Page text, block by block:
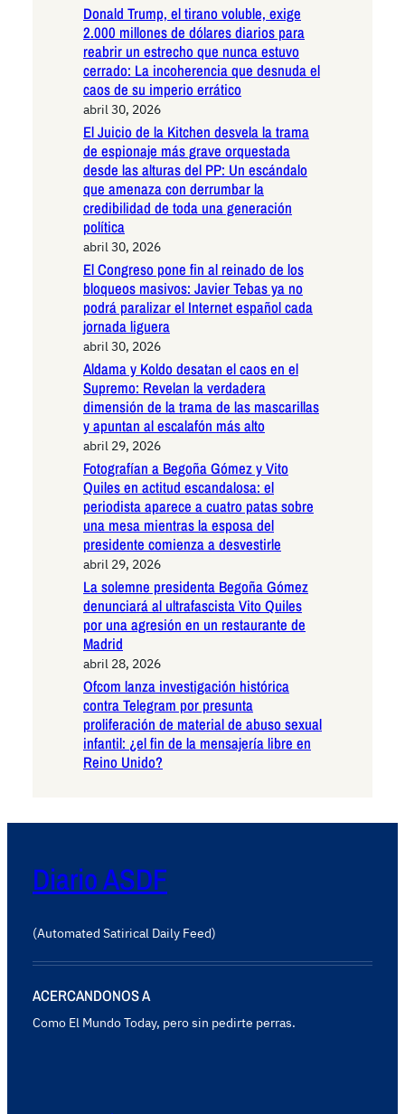
Donald Trump, el tirano voluble, exige
2.000 millones de dólares diarios para
reabrir un estrecho que nunca estuvo
cerrado: La incoherencia que desnuda el
caos de su imperio errático
abril 30, 2026
El Juicio de la Kitchen desvela la trama
de espionaje más grave orquestada
desde las alturas del PP: Un escándalo
que amenaza con derrumbar la
credibilidad de toda una generación
política
abril 30, 2026
El Congreso pone fin al reinado de los
bloqueos masivos: Javier Tebas ya no
podrá paralizar el Internet español cada
jornada liguera
abril 30, 2026
Aldama y Koldo desatan el caos en el
Supremo: Revelan la verdadera
dimensión de la trama de las mascarillas
y apuntan al escalafón más alto
abril 29, 2026
Fotografían a Begoña Gómez y Vito
Quiles en actitud escandalosa: el
periodista aparece a cuatro patas sobre
una mesa mientras la esposa del
presidente comienza a desvestirle
abril 29, 2026
La solemne presidenta Begoña Gómez
denunciará al ultrafascista Vito Quiles
por una agresión en un restaurante de
Madrid
abril 28, 2026
Ofcom lanza investigación histórica
contra Telegram por presunta
proliferación de material de abuso sexual
infantil: ¿el fin de la mensajería libre en
Reino Unido?
Diario ASDF
(Automated Satirical Daily Feed)
ACERCANDONOS A
Como El Mundo Today, pero sin pedirte perras.